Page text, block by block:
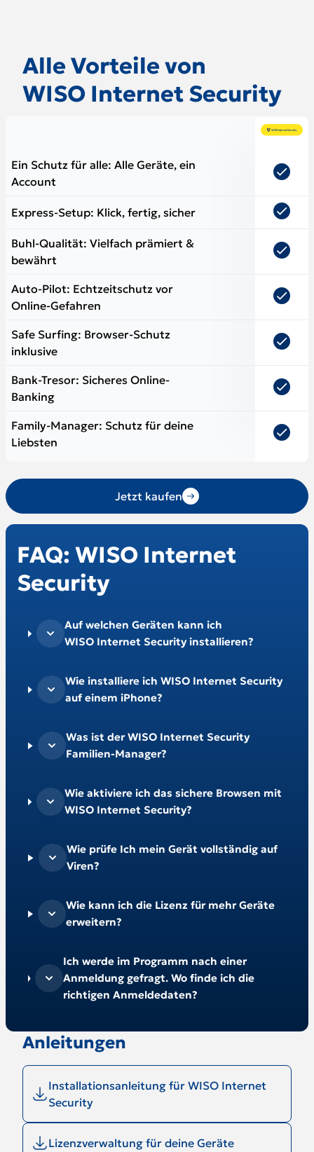
Alle Vorteile von
WISO Internet Security
Vergleichstabelle mit Features und Verfügbarkeit in zwei
Ein Schutz für alle: Alle Geräte, ein
Account
Express-Setup: Klick, fertig, sicher
Buhl-Qualität: Vielfach prämiert &
bewährt
Auto-Pilot: Echtzeitschutz vor
Online-Gefahren
Safe Surfing: Browser-Schutz
inklusive
Bank-Tresor: Sicheres Online-
Banking
Family-Manager: Schutz für deine
Liebsten
Jetzt kaufen
FAQ: WISO Internet
Security
Auf welchen Geräten kann ich
WISO Internet Security installieren?
Wie installiere ich WISO Internet Security
auf einem iPhone?
Was ist der WISO Internet Security
Familien-Manager?
Wie aktiviere ich das sichere Browsen mit
WISO Internet Security?
Wie prüfe Ich mein Gerät vollständig auf
Viren?
Wie kann ich die Lizenz für mehr Geräte
erweitern?
Ich werde im Programm nach einer
Anmeldung gefragt. Wo finde ich die
richtigen Anmeldedaten?
Anleitungen
Installationsanleitung für WISO Internet
Security
Lizenzverwaltung für deine Geräte